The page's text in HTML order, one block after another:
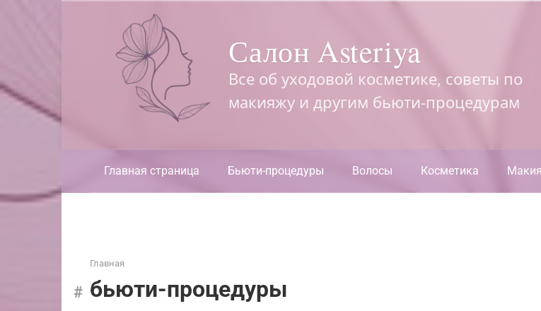
Салон Asteriya
Все об уходовой косметике, советы по
макияжу и другим бьюти-процедурам
Главная страница Бьюти-процедуры Волосы Косметика
Главная
бьюти-процедуры